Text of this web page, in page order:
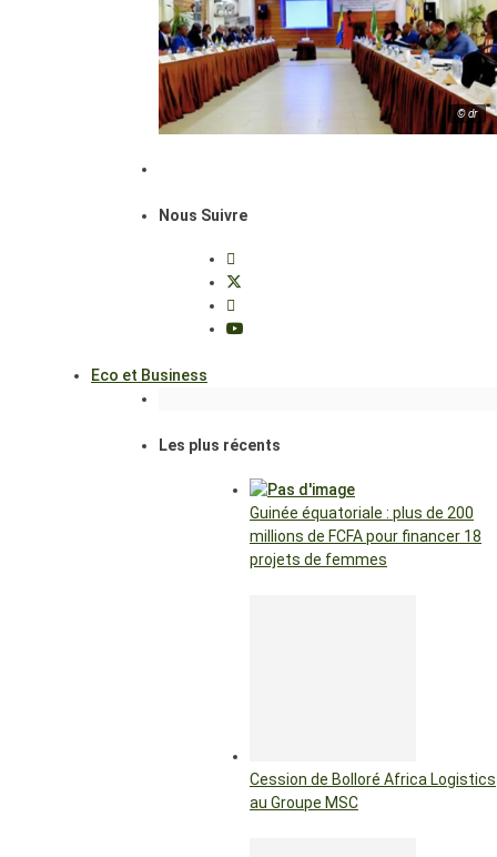
© dr
Nous Suivre
Eco et Business
Les plus récents
Guinée équatoriale : plus de 200
millions de FCFA pour financer 18
projets de femmes
Cession de Bolloré Africa Logistics
au Groupe MSC